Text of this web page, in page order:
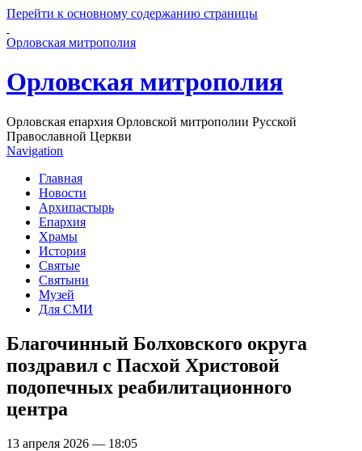
Перейти к основному содержанию страницы
Орловская митрополия
Орловская митрополия
Орловская епархия Орловской митрополии Русской
Православной Церкви
Navigation
Главная
Новости
Архипастырь
Епархия
Храмы
История
Святые
Святыни
Музей
Для СМИ
Благочинный Болховского округа
поздравил с Пасхой Христовой
подопечных реабилитационного
центра
13 апреля 2026 — 18:05